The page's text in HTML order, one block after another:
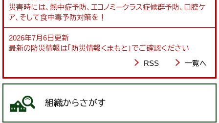
災害時には、熱中症予防、エコノミークラス症候群予防、口腔ケ
ア、そして食中毒予防対策を！
2026年7月6日更新
最新の防災情報は「防災情報くまもと」でご確認ください
RSS
一覧へ
組織からさがす